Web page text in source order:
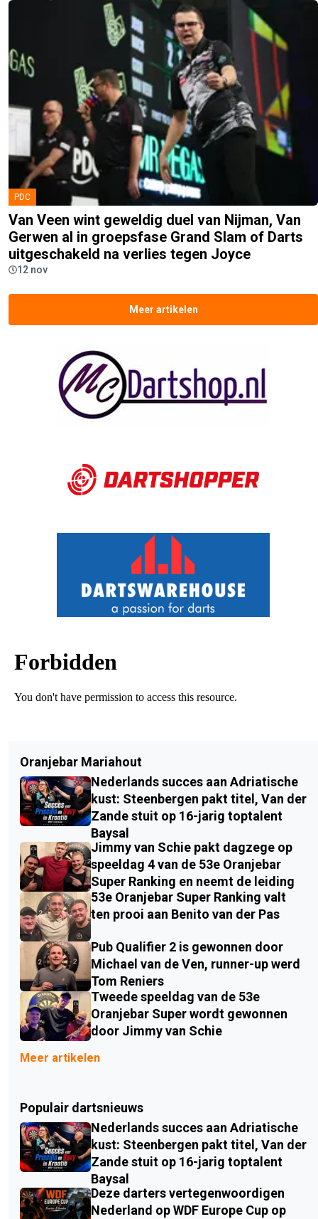
PDC
Van Veen wint geweldig duel van Nijman, Van
Gerwen al in groepsfase Grand Slam of Darts
uitgeschakeld na verlies tegen Joyce
12 nov
Meer artikelen
Oranjebar Mariahout
Nederlands succes aan Adriatische
kust: Steenbergen pakt titel, Van der
Zande stuit op 16-jarig toptalent
Baysal
Jimmy van Schie pakt dagzege op
speeldag 4 van de 53e Oranjebar
Super Ranking en neemt de leiding
53e Oranjebar Super Ranking valt
ten prooi aan Benito van der Pas
Pub Qualifier 2 is gewonnen door
Michael van de Ven, runner-up werd
Tom Reniers
Tweede speeldag van de 53e
Oranjebar Super wordt gewonnen
door Jimmy van Schie
Meer artikelen
Populair dartsnieuws
Nederlands succes aan Adriatische
kust: Steenbergen pakt titel, Van der
Zande stuit op 16-jarig toptalent
Baysal
Deze darters vertegenwoordigen
Nederland op WDF Europe Cup op